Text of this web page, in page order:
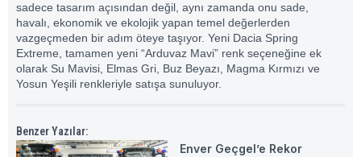
sadece tasarım açısından değil, aynı zamanda onu sade,
havalı, ekonomik ve ekolojik yapan temel değerlerden
vazgeçmeden bir adım öteye taşıyor. Yeni Dacia Spring
Extreme, tamamen yeni “Arduvaz Mavi” renk seçeneğine ek
olarak Su Mavisi, Elmas Gri, Buz Beyazı, Magma Kırmızı ve
Yosun Yeşili renkleriyle satışa sunuluyor.
Benzer Yazılar:
Enver Geçgel’e Rekor